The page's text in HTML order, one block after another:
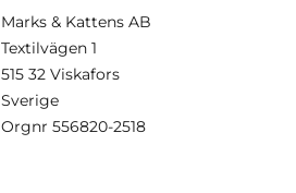
Marks & Kattens AB
Textilvägen 1
515 32 Viskafors
Sverige
Orgnr 556820-2518